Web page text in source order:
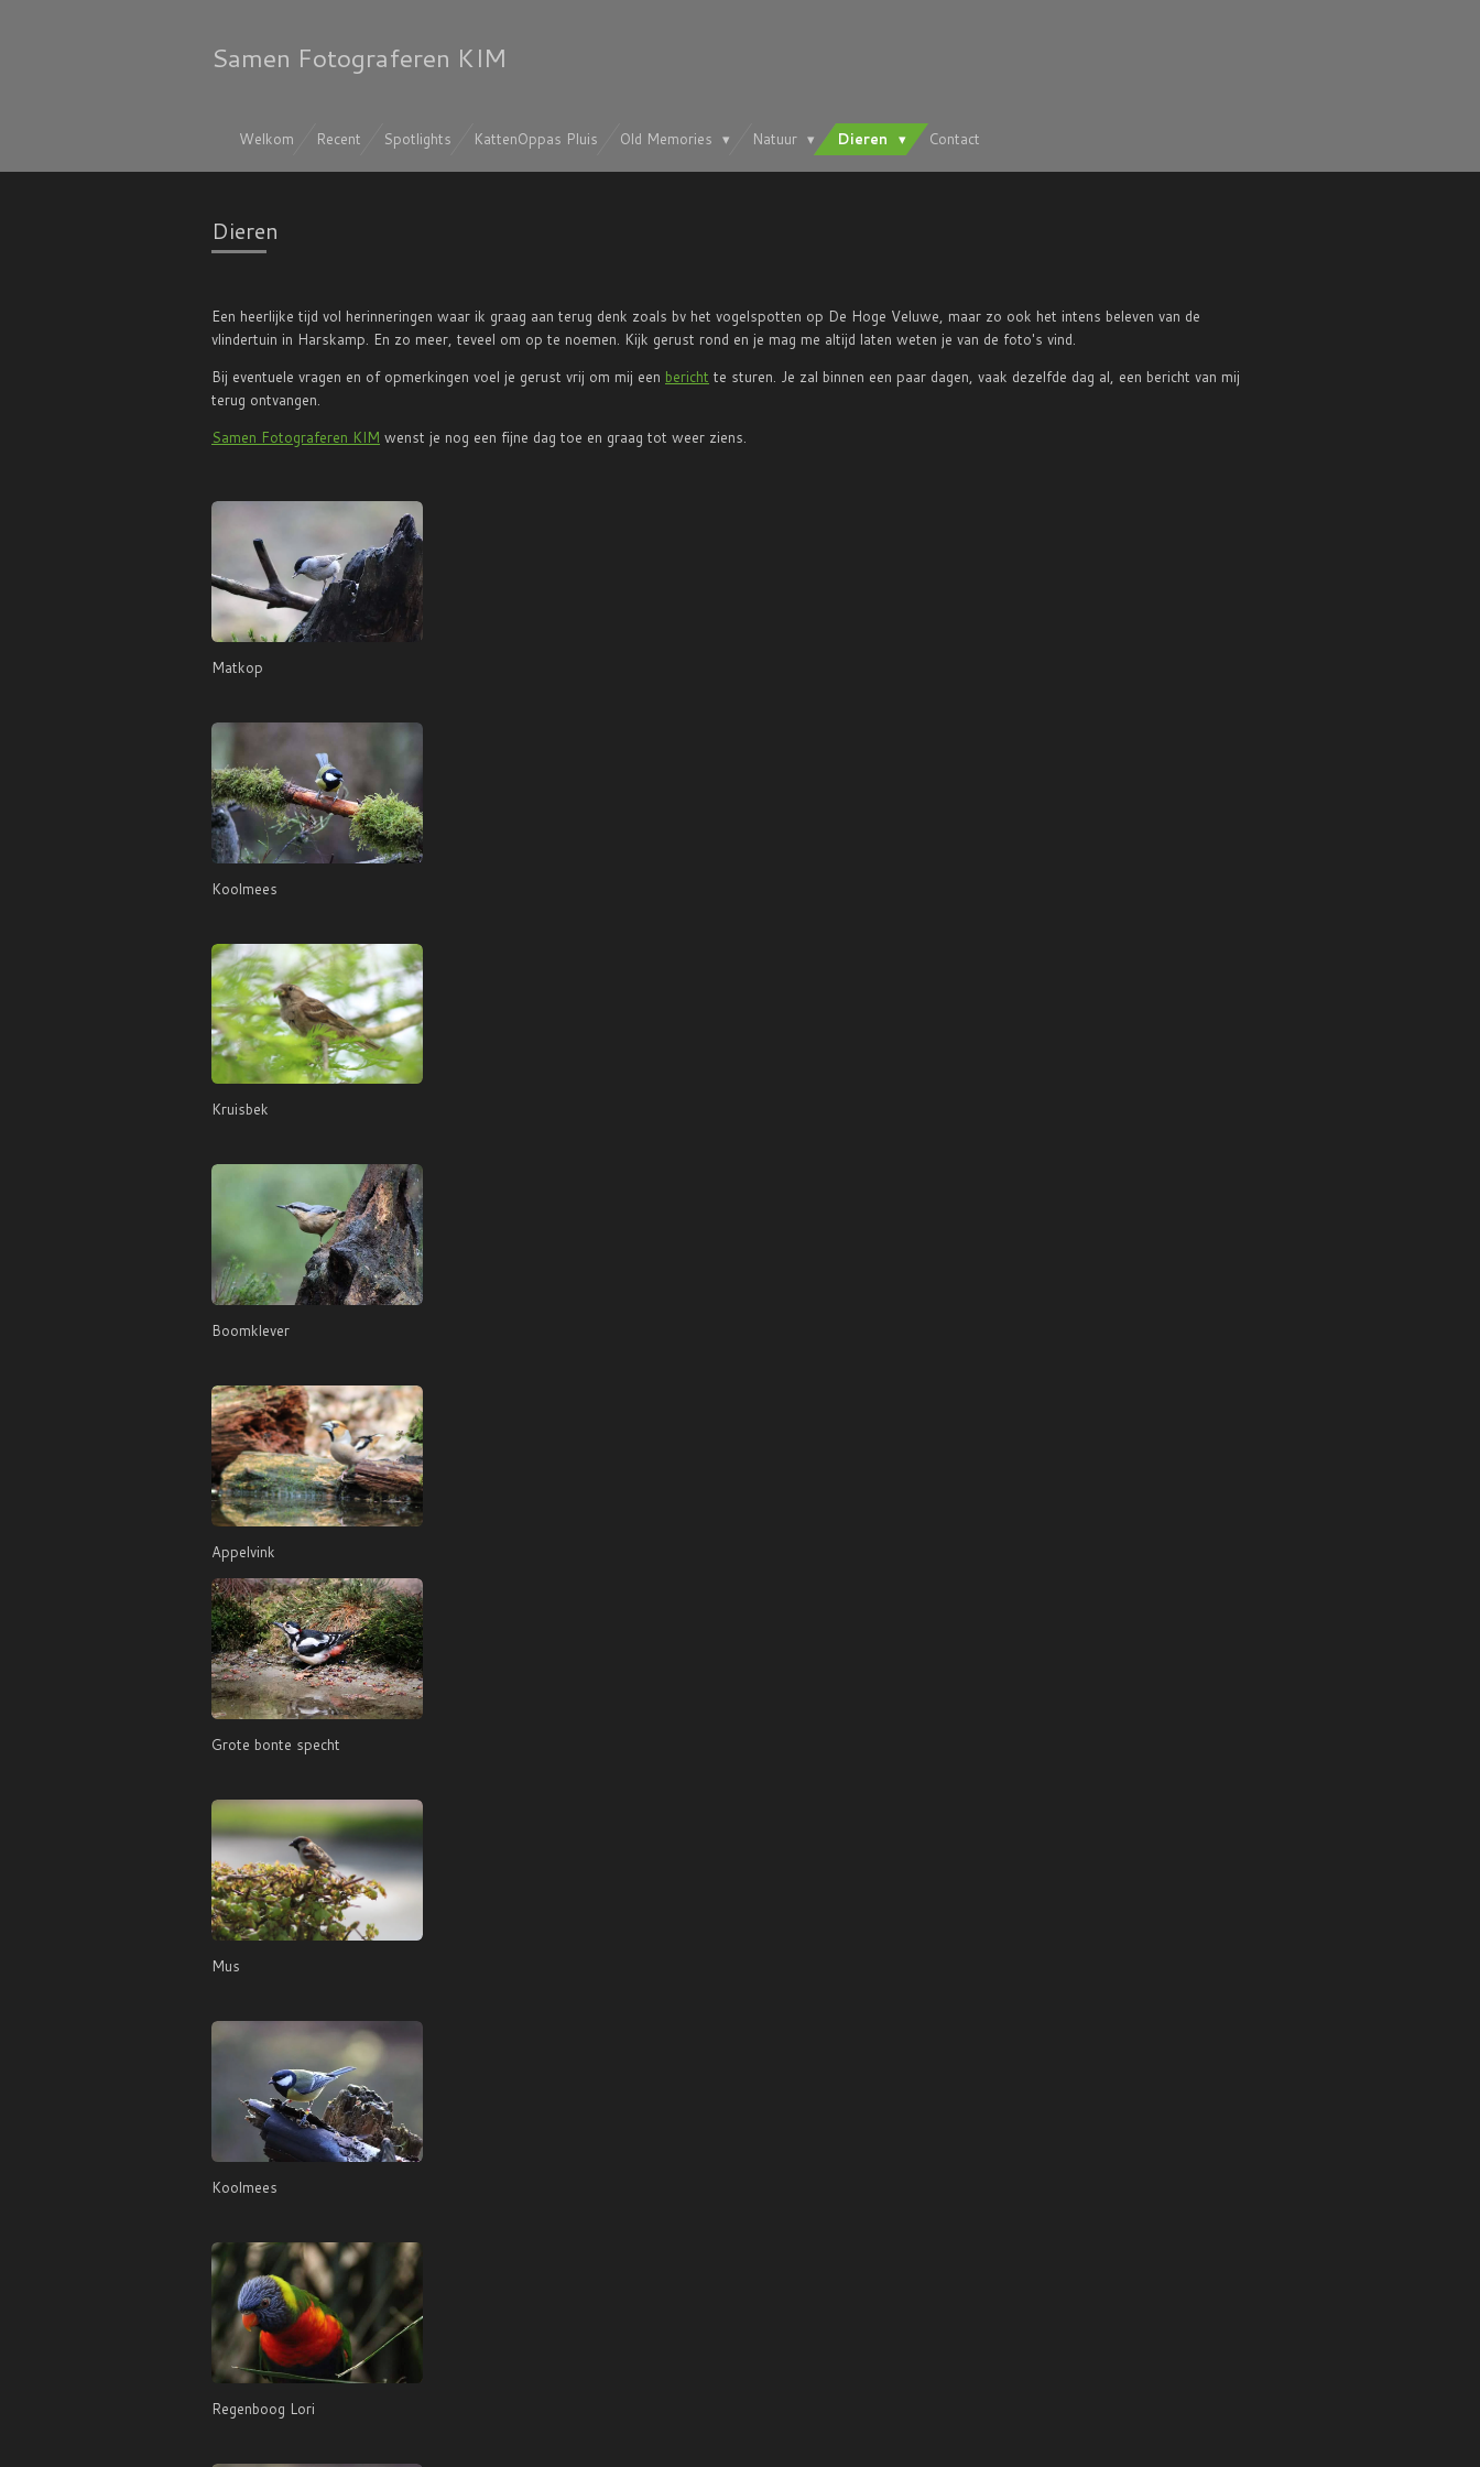
Samen Fotograferen KIM
Welkom Recent Spotlights KattenOppas Pluis Old Memories Natuur Dieren Contact
Dieren
Een heerlijke tijd vol herinneringen waar ik graag aan terug denk zoals bv het vogelspotten op De Hoge Veluwe, maar zo ook het intens beleven van de
vlindertuin in Harskamp. En zo meer, teveel om op te noemen. Kijk gerust rond en je mag me altijd laten weten je van de foto's vind.
Bij eventuele vragen en of opmerkingen voel je gerust vrij om mij een bericht te sturen. Je zal binnen een paar dagen, vaak dezelfde dag al, een bericht van mij
terug ontvangen.
Samen Fotograferen KIM wenst je nog een fijne dag toe en graag tot weer ziens.
Matkop
Koolmees
Kruisbek
Boomklever
Appelvink
Grote bonte specht
Mus
Koolmees
Regenboog Lori